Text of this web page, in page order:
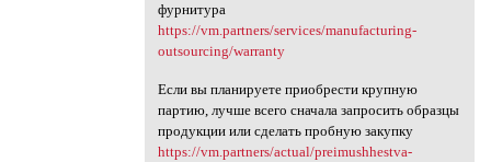
фурнитура
https://vm.partners/services/manufacturing-
outsourcing/warranty
Если вы планируете приобрести крупную
партию, лучше всего сначала запросить образцы
продукции или сделать пробную закупку
https://vm.partners/actual/preimushhestva-